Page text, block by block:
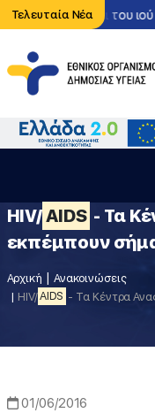
Τελευταία Νέα
κυκλοφορία του ιού
HIV/AIDS - Τα
εκπέμπουν
Αρχική
Ανακοινώσεις
HIV/AIDS - Τα Κέντρα
01/06/2016